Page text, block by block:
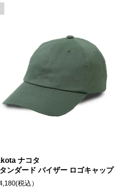
ナコタ
ンダード バイザー ロゴキャップ
税込）